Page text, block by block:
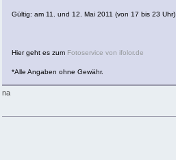
Gültig: am 11. und 12. Mai 2011 (von 17 bis 23 Uhr)
Hier geht es zum Fotoservice von ifolor.de
*Alle Angaben ohne Gewähr.
na